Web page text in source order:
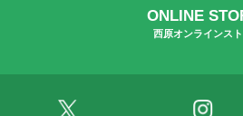
ONLINE
西原オンラインス